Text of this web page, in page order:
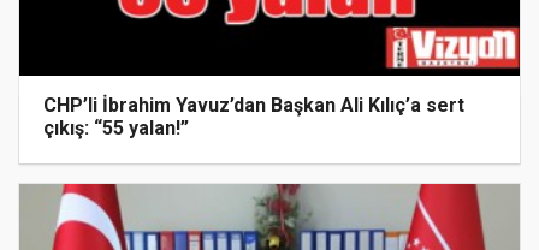
CHP’li İbrahim Yavuz’dan Başkan Ali Kılıç’a sert
çıkış: “55 yalan!”